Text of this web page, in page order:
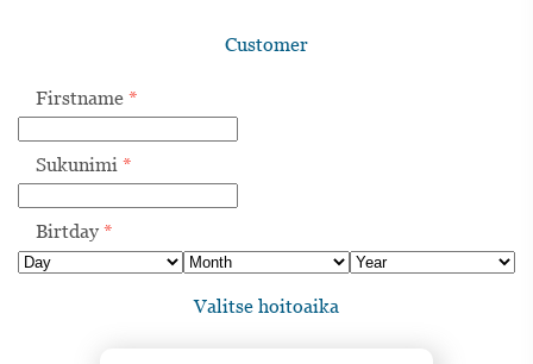
Customer
Firstname *
Sukunimi *
Birtday *
Valitse hoitoaika